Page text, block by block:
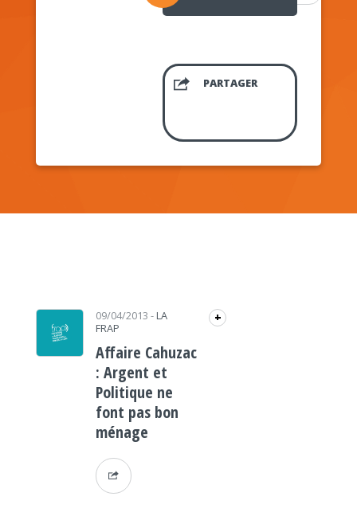
PARTAGER
09/04/2013 - LA
FRAP
+
Affaire Cahuzac
: Argent et
Politique ne
font pas bon
ménage